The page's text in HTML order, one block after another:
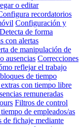
o editar
recordatorios
Configuración y
Detecta de forma
con alertas
de manipulación de
ausencias Correcciones
reflejar el trabajo
de tiempo
con tiempo libre
remuneradas
Filtros de control
de empleados/as
de fichaje mediante